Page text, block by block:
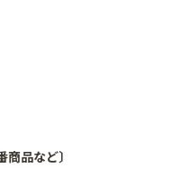
品など〕